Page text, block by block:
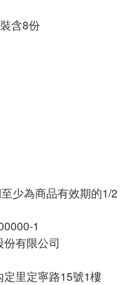
含8份
少為商品有效期的1/2
1
有限公司
里定寧路15號1樓